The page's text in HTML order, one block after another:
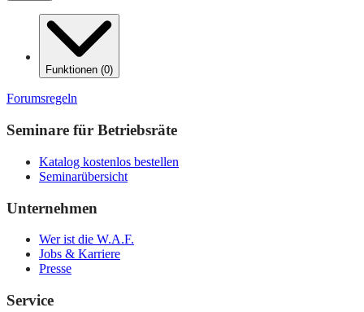
Funktionen (0)
Forumsregeln
Seminare für Betriebsräte
Katalog kostenlos bestellen
Seminarübersicht
Unternehmen
Wer ist die W.A.F.
Jobs & Karriere
Presse
Service